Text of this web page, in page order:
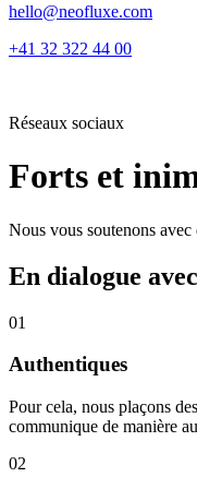
hello@neofluxe.com
+41 32 322 44 00
Réseaux sociaux
Forts et
Nous vous soutenons
En dialogue
01
Authentiques
Pour cela, nous plaçons
communique de manière
02